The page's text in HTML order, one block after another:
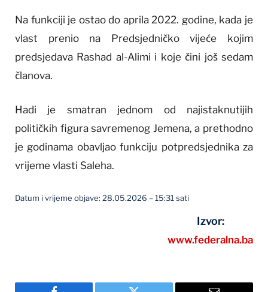
Na funkciji je ostao do aprila 2022. godine, kada je
vlast prenio na Predsjedničko vijeće kojim
predsjedava Rashad al-Alimi i koje čini još sedam
članova.
Hadi je smatran jednom od najistaknutijih
političkih figura savremenog Jemena, a prethodno
je godinama obavljao funkciju potpredsjednika za
vrijeme vlasti Saleha.
Datum i vrijeme objave: 28.05.2026 – 15:31 sati
Izvor:
www.federalna.ba